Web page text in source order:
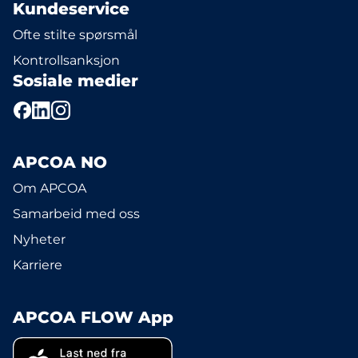
Kundeservice
Ofte stilte spørsmål
Kontrollsanksjon
Sosiale medier
APCOA NO
Om APCOA
Samarbeid med oss
Nyheter
Karriere
APCOA FLOW App